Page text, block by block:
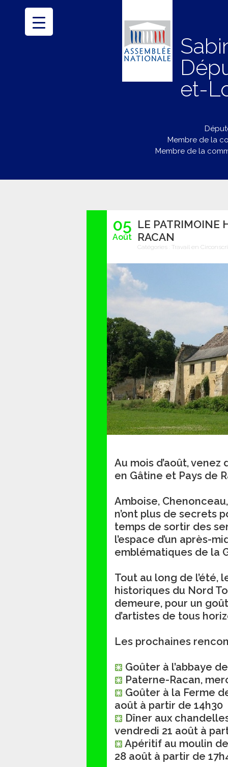
et-
Membre de la
Membre de la
05
Août
LE PATRIMOINE
RACAN
Catégories : Travail en
Au mois d’août,
en Gâtine et Pays de
Amboise,
n’ont plus de secrets
temps de sortir des
l’espace d’un après-
emblématiques de la
Tout au long de l’été,
historiques du Nord
demeure, pour un
d’artistes de tous
Les prochaines
Goûter à l’abbaye
Paterne-Racan,
Goûter à la Ferme
août à partir de 14h30
Dîner aux
vendredi 21 août à
Apéritif au moulin
28 août à partir de